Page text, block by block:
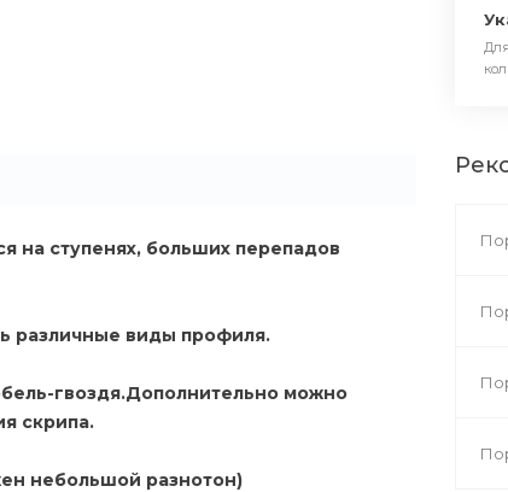
на ступенях, больших перепадов
различные виды профиля.
гвоздя.Дополнительно можно
скрипа.
небольшой разнотон)